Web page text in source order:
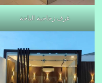
غرف زجاجية الباحة